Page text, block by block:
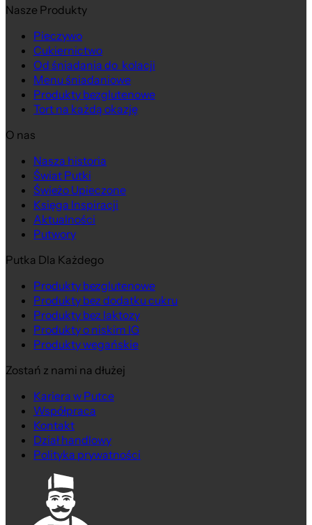
Nasze Produkty
Pieczywo
Cukiernictwo
Od śniadania do kolacji
Menu śniadaniowe
Produkty bezglutenowe
Tort na każdą okazję
O nas
Nasza historia
Świat Putki
Świeżo Upieczone
Księga Inspiracji
Aktualności
Putwory
Putka Dla Każdego
Produkty bezglutenowe
Produkty bez dodatku cukru
Produkty bez laktozy
Produkty o niskim IG
Produkty wegańskie
Zostań z nami na dłużej
Kariera w Putce
Współpraca
Kontakt
Dział handlowy
Polityka prywatności